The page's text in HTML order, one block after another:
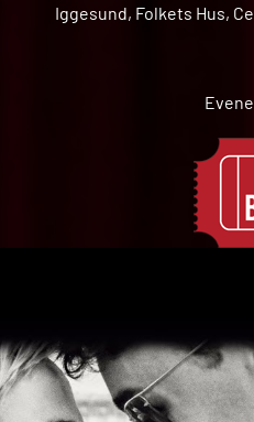
Iggesund, Folkets Hus,